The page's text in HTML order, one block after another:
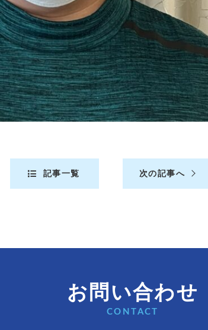
記事一覧 次の記事へ
お問い合わせ
CONTACT